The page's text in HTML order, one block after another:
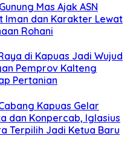
Mas Ajak ASN
Iman dan Karakter Lewat
Rohani
di Kapuas Jadi Wujud
Pemprov Kalteng
Pertanian
Kapuas Gelar
dan Konpercab, Iglasius
Terpilih Jadi Ketua Baru